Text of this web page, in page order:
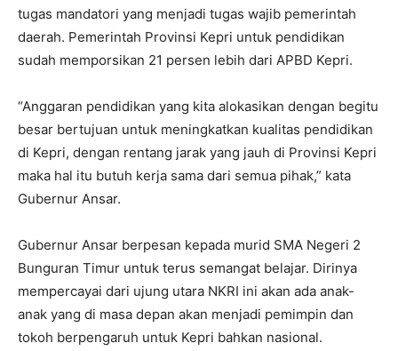
tugas mandatori yang menjadi tugas wajib pemerintah
daerah. Pemerintah Provinsi Kepri untuk pendidikan
sudah memporsikan 21 persen lebih dari APBD Kepri.
“Anggaran pendidikan yang kita alokasikan dengan begitu
besar bertujuan untuk meningkatkan kualitas pendidikan
di Kepri, dengan rentang jarak yang jauh di Provinsi Kepri
maka hal itu butuh kerja sama dari semua pihak,” kata
Gubernur Ansar.
Gubernur Ansar berpesan kepada murid SMA Negeri 2
Bunguran Timur untuk terus semangat belajar. Dirinya
mempercayai dari ujung utara NKRI ini akan ada anak-
anak yang di masa depan akan menjadi pemimpin dan
tokoh berpengaruh untuk Kepri bahkan nasional.